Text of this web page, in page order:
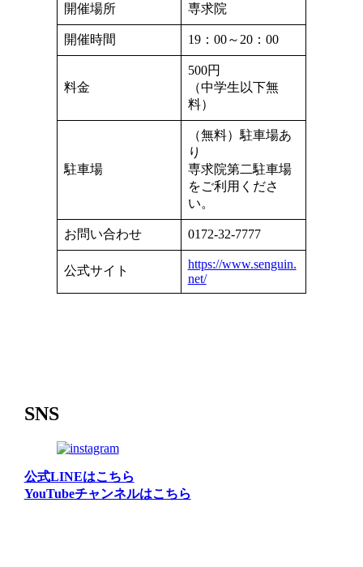
開催場所 専求院
開催時間 19：00～20：00
料金
500円
（中学生以下無
料）
駐車場
（無料）駐車場あ
り
専求院第二駐車場
をご利用くださ
い。
お問い合わせ 0172-32-7777
公式サイト
https://www.senguin.
net/
SNS
公式LINEはこちら
YouTubeチャンネルはこちら